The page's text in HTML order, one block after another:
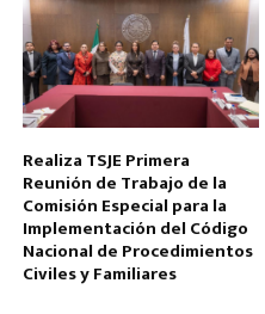
Realiza TSJE Primera
Reunión de Trabajo de la
Comisión Especial para la
Implementación del Código
Nacional de Procedimientos
Civiles y Familiares